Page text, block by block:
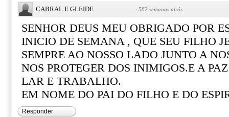
CABRAL E GLEIDE · 582 semanas atrás
SENHOR DEUS MEU OBRIGADO POR
INICIO DE SEMANA , QUE SEU FILHO
SEMPRE AO NOSSO LADO JUNTO A
NOS PROTEGER DOS INIMIGOS.E A
LAR E TRABALHO.
EM NOME DO PAI DO FILHO E DO
Responder